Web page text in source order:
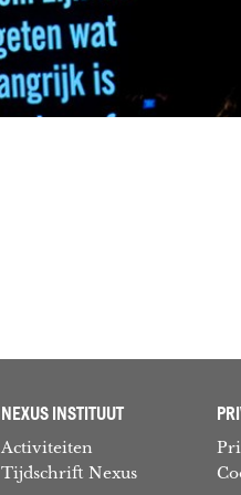
NEXUS INSTITUUT
Activiteiten
Tijdschrift Nexus